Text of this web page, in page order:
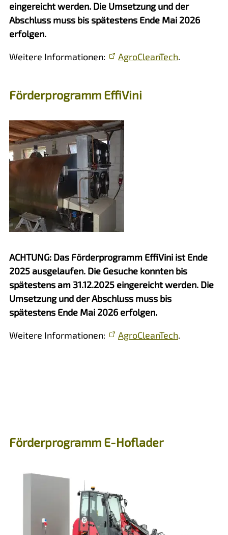
eingereicht werden. Die Umsetzung und der
Abschluss muss bis spätestens Ende Mai 2026
erfolgen.
Weitere Informationen: AgroCleanTech.
Förderprogramm EffiVini
ACHTUNG: Das Förderprogramm EffiVini ist Ende
2025 ausgelaufen. Die Gesuche konnten bis
spätestens am 31.12.2025 eingereicht werden. Die
Umsetzung und der Abschluss muss bis
spätestens Ende Mai 2026 erfolgen.
Weitere Informationen: AgroCleanTech.
Förderprogramm E-Hoflader